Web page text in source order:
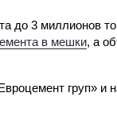
до 3 миллионов
в мешки, а
груп» и